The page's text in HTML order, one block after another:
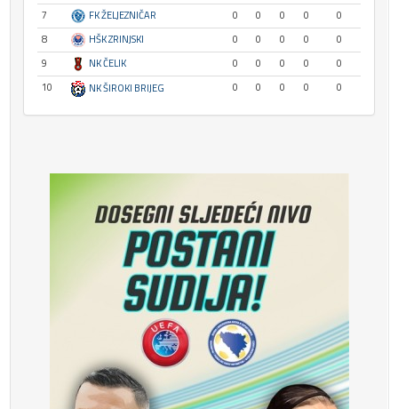
7
FK ŽELJEZNIČAR 0 0 0 0
0
8
HŠK ZRINJSKI 0 0 0 0
0
9
NK ČELIK 0 0 0 0
0
10
NK ŠIROKI BRIJEG 0 0 0 0 0